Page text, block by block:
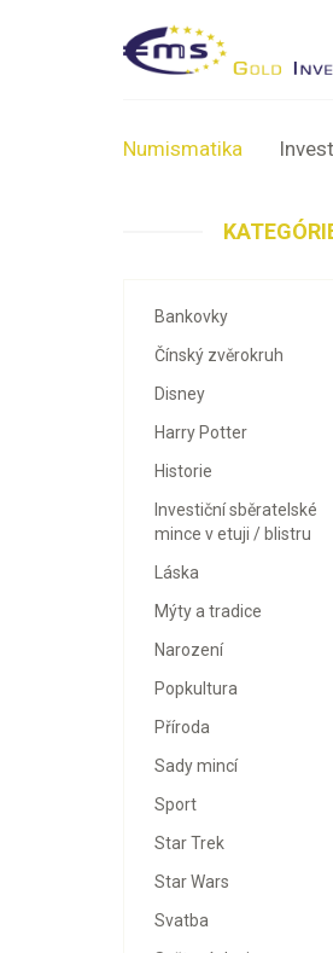
Numismatika
Bankovky
Čínský zvěrokruh
Disney
Harry Potter
Historie
Investiční sběratelské
mince v etuji / blistru
Láska
Mýty a tradice
Narození
Popkultura
Příroda
Sady mincí
Sport
Star Trek
Star Wars
Svatba